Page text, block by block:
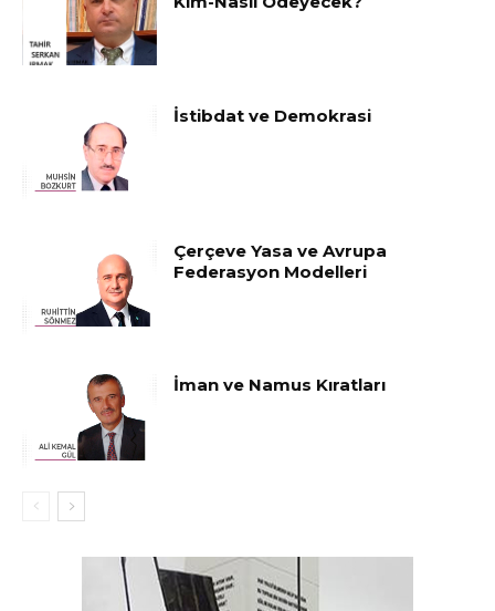
İstibdat ve Demokrasi
Çerçeve Yasa ve Avrupa
Federasyon Modelleri
İman ve Namus Kıratları